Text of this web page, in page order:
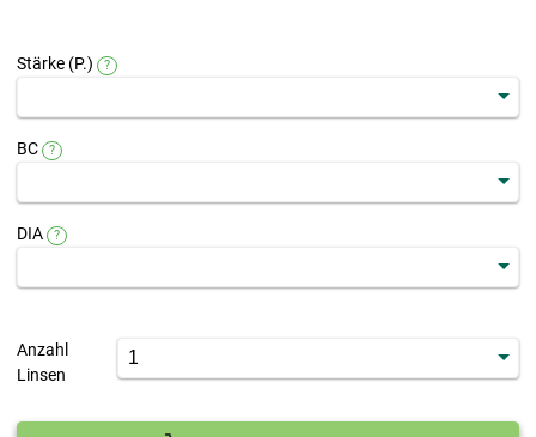
Stärke (P.) ?
BC ?
DIA ?
Anzahl
Linsen